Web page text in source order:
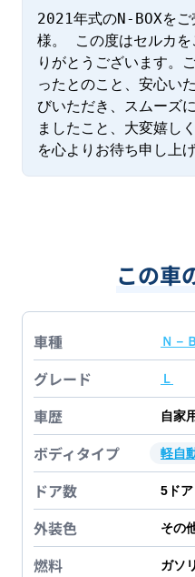
2021年式のN-BOXを
様。 この度はセルカを
りがとうございます。
ったとのこと、安心い
びいただき、スムーズ
ましたこと、大変嬉し
を心よりお待ち申し上
この車
車種 Ｎ－
グレード Ｌ
車歴 自家
ボディタイプ 軽自
ドア数 5 ドア
外装色 その
燃料 ガソ